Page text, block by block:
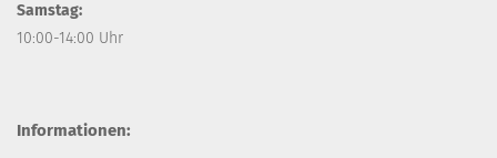
Samstag:
10:00-14:00 Uhr
Informationen: